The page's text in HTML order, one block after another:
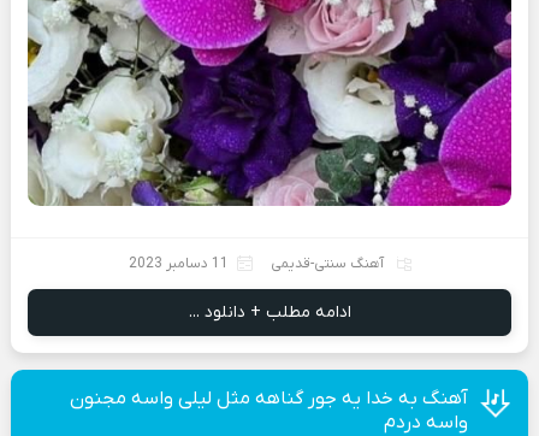
آهنگ سنتی-قدیمی 11 دسامبر 2023
ادامه مطلب + دانلود ...
آهنگ به خدا یه جور گناهه مثل لیلی واسه مجنون
واسه دردم